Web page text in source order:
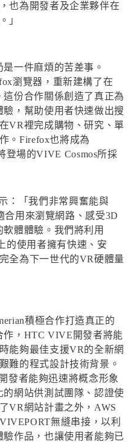
也為開發者及企業夥伴在
」
一件麻煩的苦差事。
瀏覽器，重新建構了在
份合作關係創造了真正為
，幫助使用者快速做出搜
VR裡完成購物、研究、單
。Firefox也將成為
場的VIVE Cosmos所採
：「我們非常興奮能與
合用來瀏覽網路、感受3D
體體驗。我們將利用
的使用者擁有快速、安
全為下一世代的VR硬體量
積極合作打造真正的
，HTC VIVE開發者將能
能夠最佳支援VR的全新網
難的程式設計技術背景。
發者能夠迅速將概念形象
網站供測試團隊、認證使
VR網站計畫之外，AWS
無縫串接，以利
作品，也讓使用者能夠已